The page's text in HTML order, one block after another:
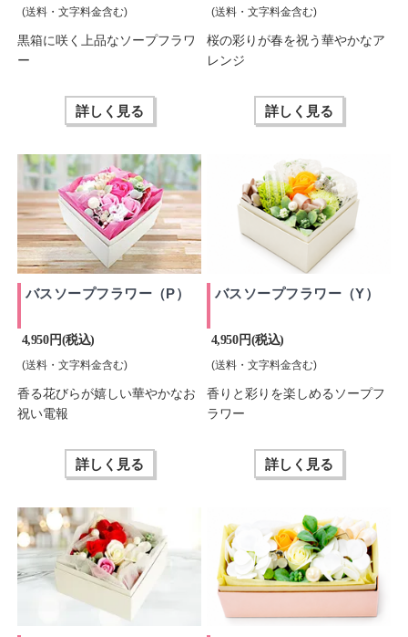
(送料・文字料金含む)
黒箱に咲く上品なソープフラワ
ー
詳しく見る
(送料・文字料金含む)
桜の彩りが春を祝う華やかなア
レンジ
詳しく見る
バスソープフラワー（P）
4,950 円(税込)
(送料・文字料金含む)
香る花びらが嬉しい華やかなお
祝い電報
詳しく見る
バスソープフラワー（Y）
4,950 円(税込)
(送料・文字料金含む)
香りと彩りを楽しめるソープフ
ラワー
詳しく見る